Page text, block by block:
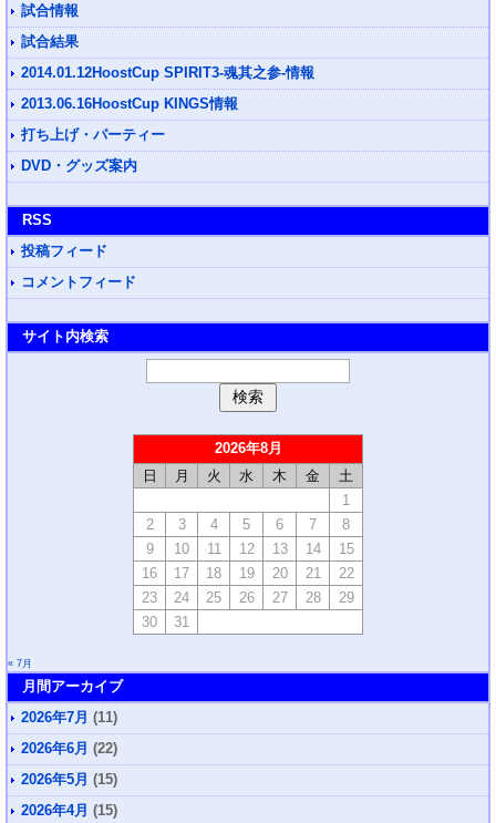
試合情報
試合結果
2014.01.12HoostCup SPIRIT3-魂其之参-情報
2013.06.16HoostCup KINGS情報
打ち上げ・パーティー
DVD・グッズ案内
RSS
投稿フィード
コメントフィード
サイト内検索
2026年8月
日 月 火 水 木 金
土
1
2
3 4 5 6 7
8
9
10 11 12 13 14
15
16
17 18 19 20 21
22
23
24 25 26 27 28
29
30
31
« 7月
月間アーカイブ
2026年7月 (11)
2026年6月 (22)
2026年5月 (15)
2026年4月 (15)